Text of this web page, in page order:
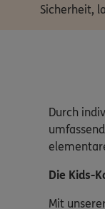
Sicherheit,
Durch
Die Kids-
Mit